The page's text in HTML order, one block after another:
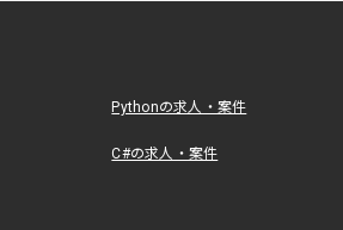
Pythonの求人・案件
C#の求人・案件